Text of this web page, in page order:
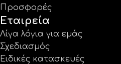
Προσφορές
Εταιρεία
Λίγα λόγια για εμάς
Σχεδιασμός
Ειδικές κατασκευές